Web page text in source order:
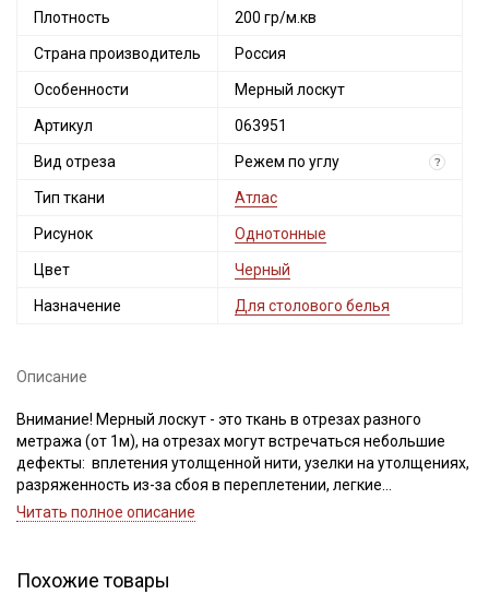
Плотность 200 гр/м.кв
Страна производитель Россия
Особенности Мерный лоскут
Артикул 063951
Вид отреза Режем по углу ?
Тип ткани Атлас
Рисунок Однотонные
Цвет Черный
Назначение Для столового белья
Описание
Внимание! Мерный лоскут - это ткань в отрезах разного
метража (от 1м), на отрезах могут встречаться небольшие
дефекты: вплетения утолщенной нити, узелки на утолщениях,
разряженность из-за сбоя в переплетении, легкие
загрязнения вдоль кромки и на расстоянии до 5см от кромки,
менеджер для дополнительного согласования. В
комментариях к заказу просим указывать необходимый
Читать полное описание
Похожие товары